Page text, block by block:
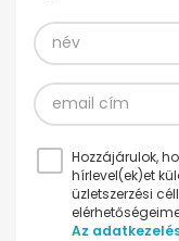
Hozzájárulok,
hírlevel(ek)et
üzletszerzési
Az